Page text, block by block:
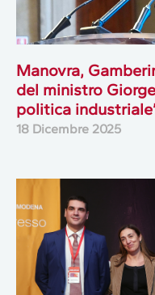
Manovra,
del ministro
politica
18 Dicembre 2025